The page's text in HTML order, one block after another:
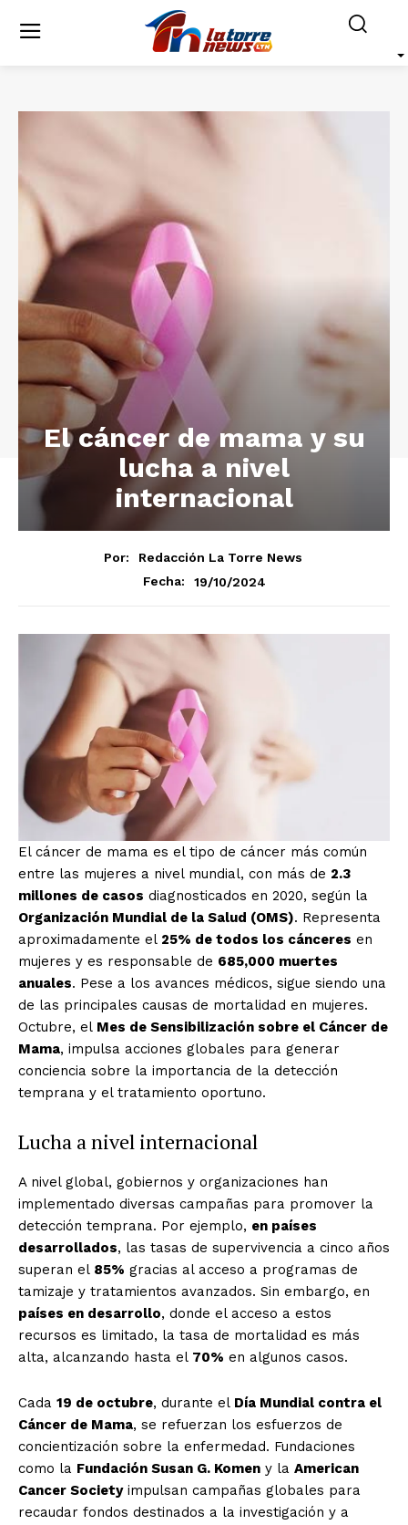
El cáncer de mama y su
lucha a nivel
internacional
Por:
Redacción La Torre News
Fecha:
19/10/2024
El cáncer de mama es el tipo de cáncer más común
entre las mujeres a nivel mundial, con más de 2.3
millones de casos diagnosticados en 2020, según la
Organización Mundial de la Salud (OMS). Representa
aproximadamente el 25% de todos los cánceres en
mujeres y es responsable de 685,000 muertes
anuales. Pese a los avances médicos, sigue siendo una
de las principales causas de mortalidad en mujeres.
Octubre, el Mes de Sensibilización sobre el Cáncer de
Mama, impulsa acciones globales para generar
conciencia sobre la importancia de la detección
temprana y el tratamiento oportuno.
Lucha a nivel internacional
A nivel global, gobiernos y organizaciones han
implementado diversas campañas para promover la
detección temprana. Por ejemplo, en países
desarrollados, las tasas de supervivencia a cinco años
superan el 85% gracias al acceso a programas de
tamizaje y tratamientos avanzados. Sin embargo, en
países en desarrollo, donde el acceso a estos
recursos es limitado, la tasa de mortalidad es más
alta, alcanzando hasta el 70% en algunos casos.
Cada 19 de octubre, durante el Día Mundial contra el
Cáncer de Mama, se refuerzan los esfuerzos de
concientización sobre la enfermedad. Fundaciones
como la Fundación Susan G. Komen y la American
Cancer Societyimpulsan campañas globales para
recaudar fondos destinados a la investigación y a